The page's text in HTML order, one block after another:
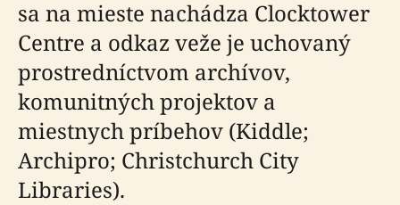
sa na mieste nachádza Clocktower
Centre a odkaz veže je uchovaný
prostredníctvom archívov,
komunitných projektov a
miestnych príbehov (Kiddle;
Archipro; Christchurch City
Libraries).